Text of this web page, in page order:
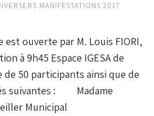
MANIFESTATIONS 2017
est ouverte par M. Louis FIORI,
à 9h45 Espace IGESA de
de 50 participants ainsi que de
suivantes : Madame
Municipal